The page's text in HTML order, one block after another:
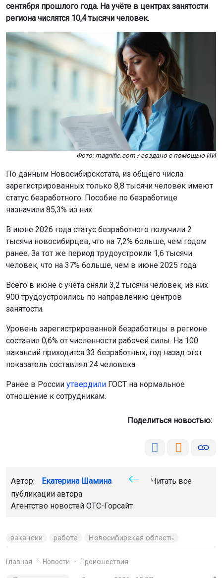
сентября прошлого года. На учёте в центрах занятости
региона числятся 10,4 тысячи человек.
Фото: magnific.com / создано с помощью ИИ
По данным Новосибирскстата, из общего числа
зарегистрированных только 8,8 тысячи человек имеют
статус безработного. Пособие по безработице
назначили 85,3% из них.
В июне 2026 года статус безработного получили 2
тысячи новосибирцев, что на 7,2% больше, чем годом
ранее. За тот же период трудоустроили 1,6 тысячи
человек, что на 37% больше, чем в июне 2025 года.
Всего в июне с учёта сняли 3,2 тысячи человек, из них
900 трудоустроились по направлению центров
занятости.
Уровень зарегистрированной безработицы в регионе
составил 0,6% от численности рабочей силы. На 100
вакансий приходится 33 безработных, год назад этот
показатель составлял 24 человека.
Ранее в России утвердили ГОСТ на нормальное
отношение к сотрудникам.
Поделиться новостью:
Автор: Екатерина Шамина
Читать все
публикации автора
Агентство новостей ОТС-Горсайт
вакансии работа Новосибирская область
Главная Новости Происшествия